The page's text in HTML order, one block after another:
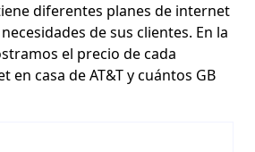
diferentes planes de internet
de sus clientes. En la
el precio de cada
en casa de AT&T y cuántos GB